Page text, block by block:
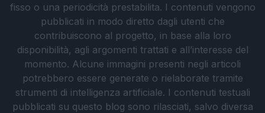
fisso o una periodicità prestabilita. I contenuti vengono
pubblicati in modo diretto dagli utenti che
contribuiscono al progetto, in base alla loro
disponibilità, agli argomenti trattati e all’interesse del
momento. Alcune immagini presenti negli articoli
potrebbero essere generate o rielaborate tramite
strumenti di intelligenza artificiale. I contenuti testuali
pubblicati su questo blog sono rilasciati, salvo diversa